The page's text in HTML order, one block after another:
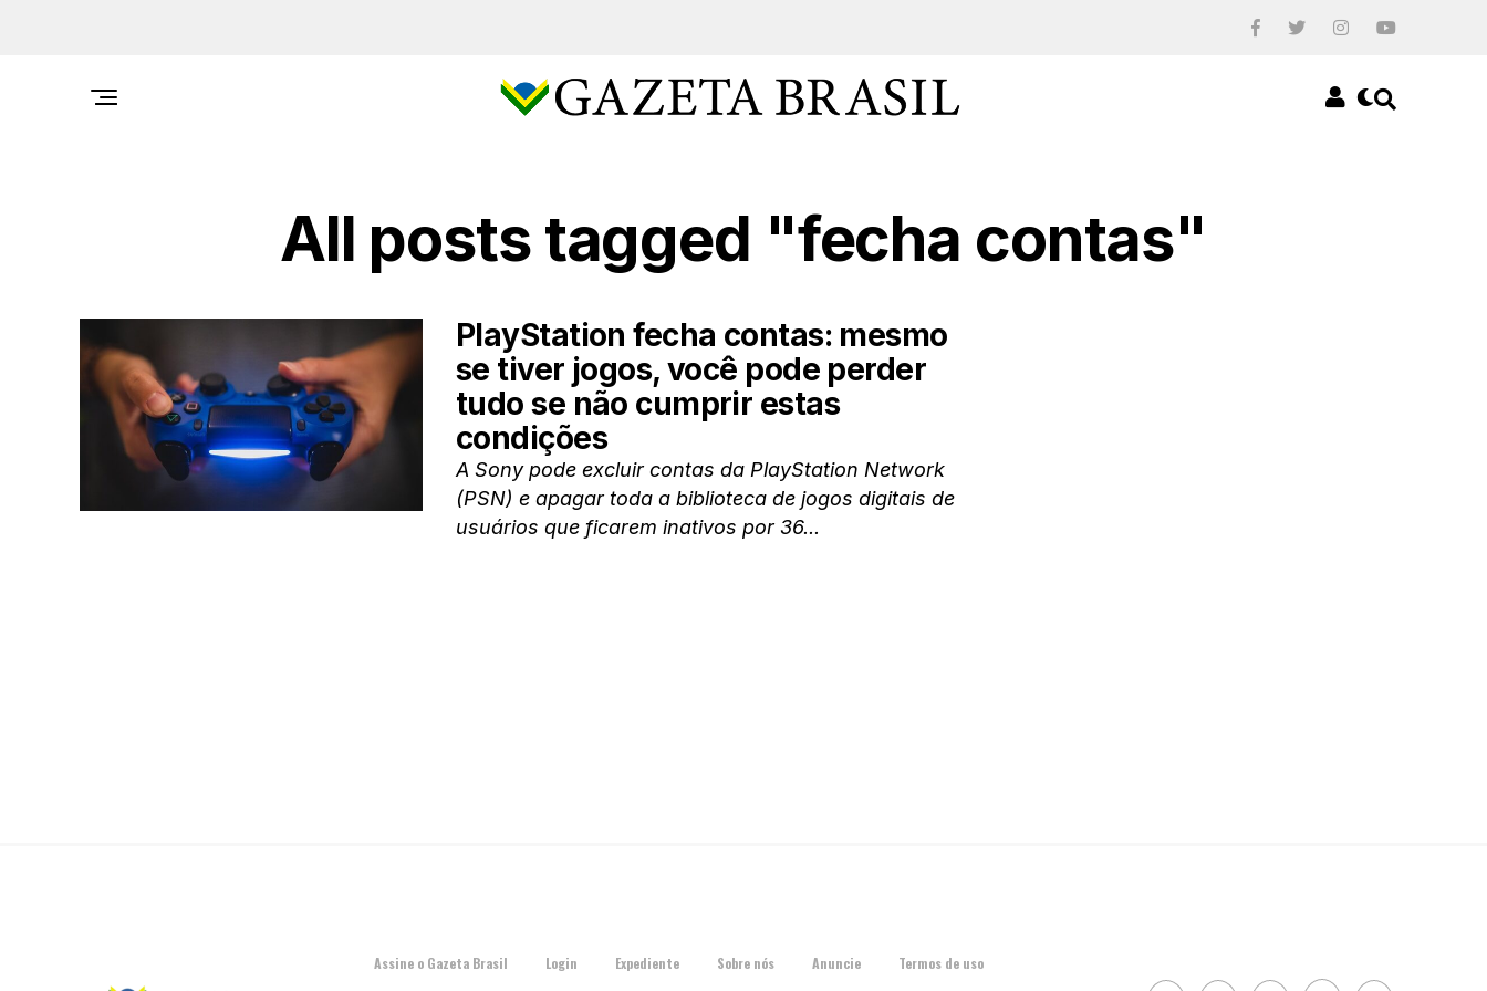
All posts tagged "fecha contas"
PlayStation fecha contas: mesmo
se tiver jogos, você pode perder
tudo se não cumprir estas
condições
A Sony pode excluir contas da PlayStation Network
(PSN) e apagar toda a biblioteca de jogos digitais de
usuários que ficarem inativos por 36...
Assine o Gazeta Brasil Login Expediente Sobre nós Anuncie Termos de uso